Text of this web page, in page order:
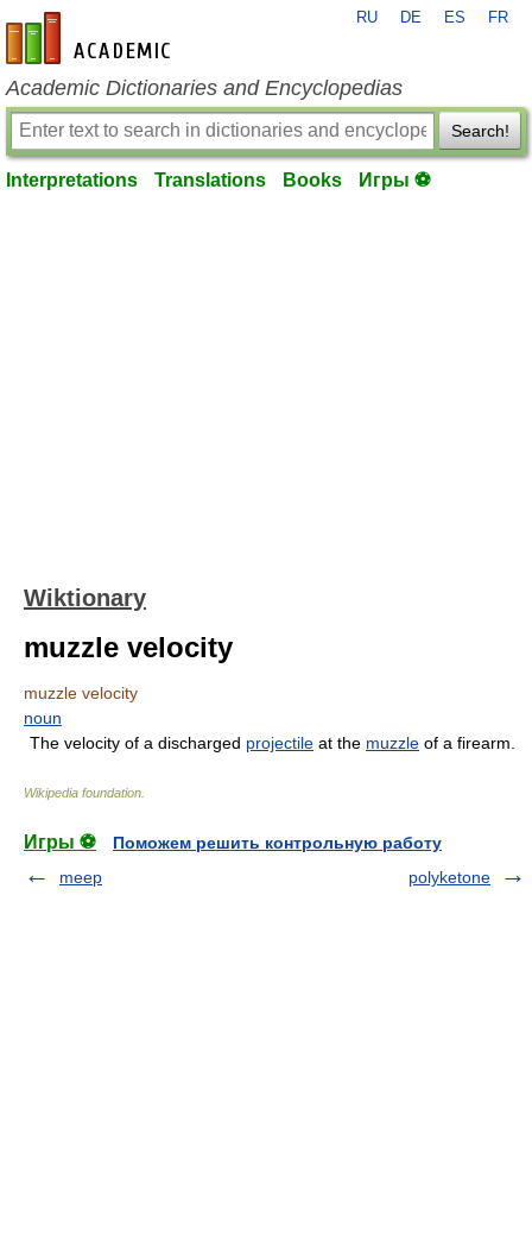
en-academic.com
RU DE ES FR
Academic Dictionaries and Encyclopedias
Search!
Interpretations Translations Books Игры ⚽
Wiktionary
muzzle velocity
muzzle velocity
noun
The velocity of a discharged projectile at the muzzle of a firearm.
Wikipedia foundation
Игры ⚽
Поможем решить контрольную работу
meep
polyketone